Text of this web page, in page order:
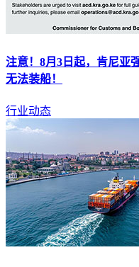
注意！8月3日起，肯尼亚
无法装船！
行业动态